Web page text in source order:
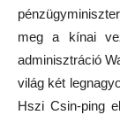
meg a kínai
adminisztráció
világ két
Hszi Csin-ping